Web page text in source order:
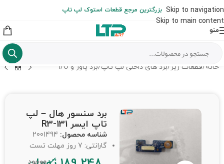
Skip to navigation
Skip to main content
از شهرستان به عهده مشتری است)
بزرگترین مرجع قطعات استوک لپ تاپ
منو
خانه /قطعات ریز /برد های داخلی لپ تاپ/برد پاور و I/O
برد سنسور هال – لپ
تاپ ایسر R3-131
شناسه محصول: 2001494
گارانتی: 7 روز مهلت تست
موجود